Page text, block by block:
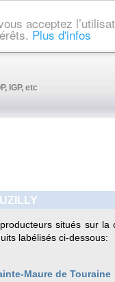
acceptez
Plus d'infos
IGP, etc
situés sur la
labélisés ci-dessous:
Maure de Touraine